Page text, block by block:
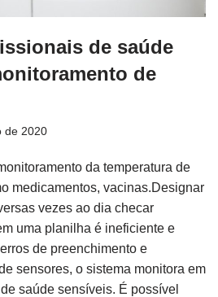
de saúde
de
de 2020
da temperatura de
medicamentos, vacinas.Designar
vezes ao dia checar
uma planilha é ineficiente e
de preenchimento e
sensores, o sistema monitora em
saúde sensíveis. É possível